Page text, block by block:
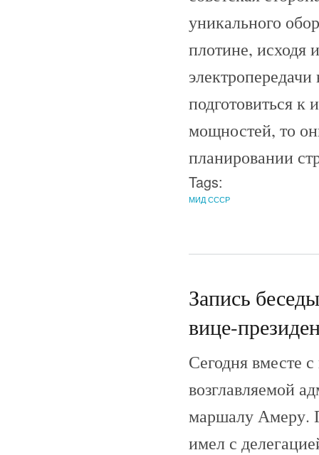
уникального
плотине, исходя
подготовиться к
мощностей, то
планировании
Tags:
МИД СССР
Запись
вице-
Сегодня вместе
возглавляемой
маршалу Амеру.
имел с